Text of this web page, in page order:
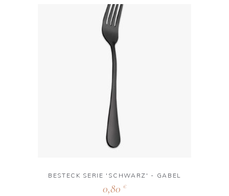
BESTECK SERIE 'SCHWARZ' - GABEL
0,80 €